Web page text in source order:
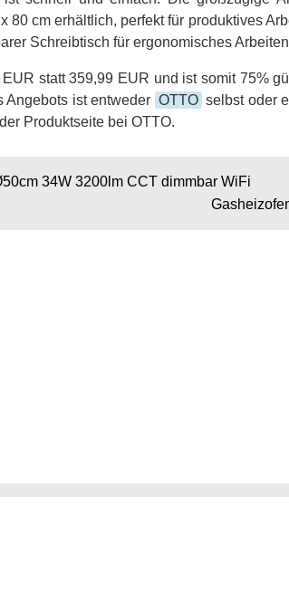
80 cm erhältlich, perfekt für produktives
Schreibtisch für ergonomisches
statt 359,99 EUR und ist somit 75%
Angebots ist entweder OTTO selbst oder
Produktseite bei OTTO.
34W 3200lm CCT dimmbar WiFi